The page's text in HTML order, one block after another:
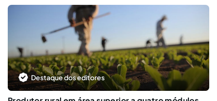
Destaque dos editores